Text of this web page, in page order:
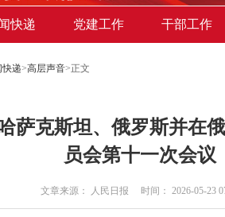
快递 党建工作 干部工作
快递>高层声音>正文
萨克斯坦、俄罗斯并在
员会第十一次会议
文章来源： 人民日报 时间： 2026-05-23